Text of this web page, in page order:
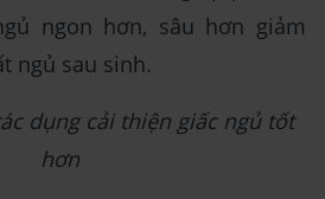
ngon hơn, sâu hơn giảm
ngủ sau sinh.
dụng cải thiện giấc ngủ tốt
hơn